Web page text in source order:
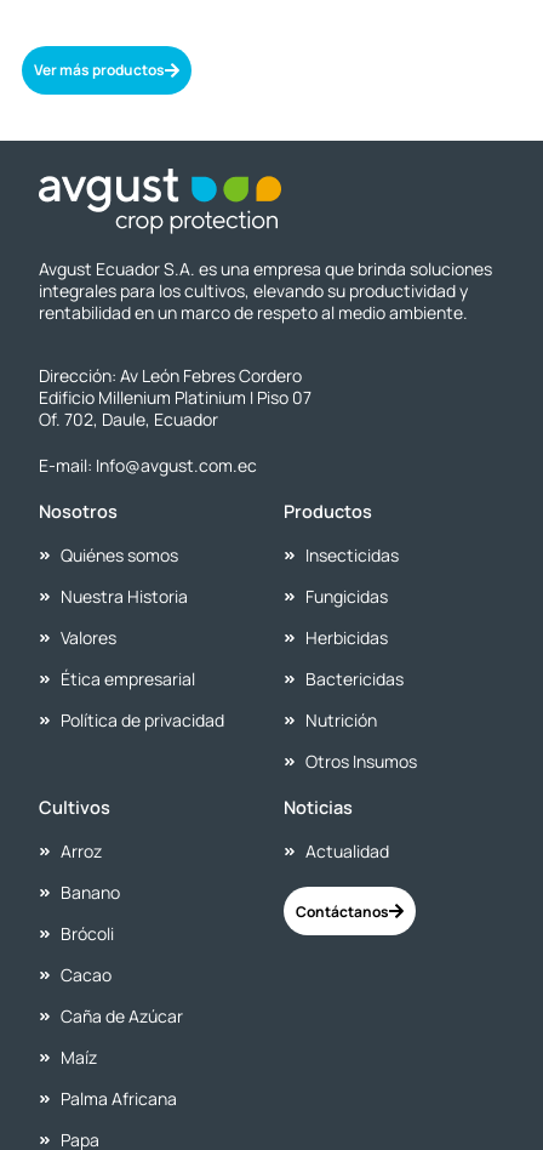
Ver más productos
Avgust Ecuador S.A. es una empresa que brinda soluciones
integrales para los cultivos, elevando su productividad y
rentabilidad en un marco de respeto al medio ambiente.
Dirección: Av León Febres Cordero
Edificio Millenium Platinium I Piso 07
Of. 702, Daule, Ecuador
E-mail: Info@avgust.com.ec
Nosotros
Quiénes somos
Nuestra Historia
Valores
Ética empresarial
Política de privacidad
Productos
Insecticidas
Fungicidas
Herbicidas
Bactericidas
Nutrición
Otros Insumos
Cultivos
Arroz
Banano
Brócoli
Cacao
Caña de Azúcar
Maíz
Palma Africana
Papa
Noticias
Actualidad
Contáctanos